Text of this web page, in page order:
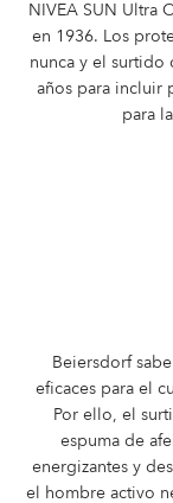
NIVEA SUN Ultra
en 1936. Los
nunca y el surtido
años para incluir
para
Beiersdorf
eficaces para el
Por ello, el
espuma de
energizantes y
el hombre activo